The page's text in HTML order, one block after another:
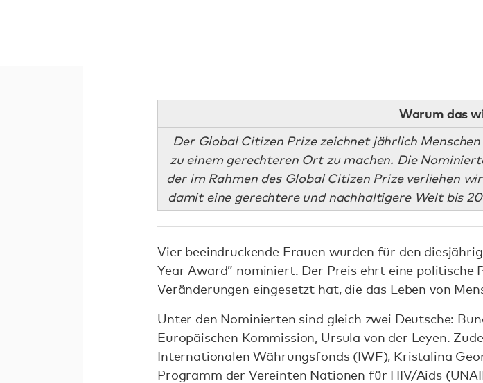
Warum das
Der Global Citizen Prize zeichnet jährlich
zu einem gerechteren Ort zu machen. Die
der im Rahmen des Global Citizen Prize verliehen
damit eine gerechtere und nachhaltigere Welt bis
Vier beeindruckende Frauen wurden für den
Year Award” nominiert. Der Preis ehrt eine politische
Veränderungen eingesetzt hat, die das Leben von
Unter den Nominierten sind gleich zwei Deutsche:
Europäischen Kommission, Ursula von der Leyen.
Internationalen Währungsfonds (IWF), Kristalina
Programm der Vereinten Nationen für HIV/Aids